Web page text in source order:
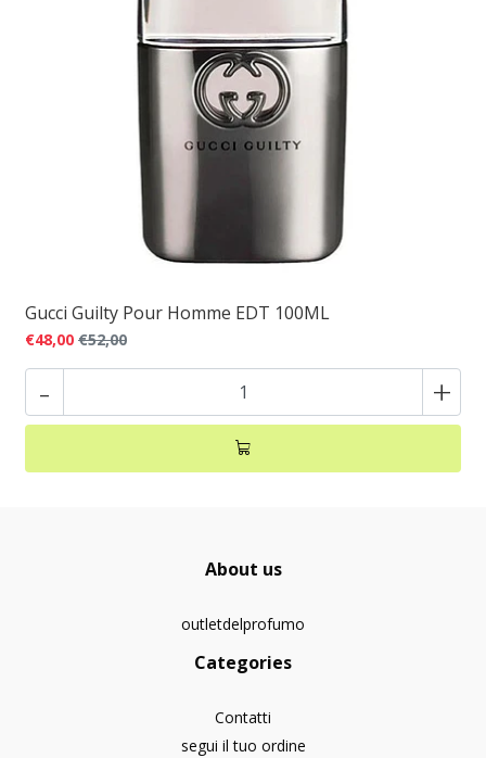
Gucci Guilty Pour Homme EDT 100ML
€48,00 €52,00
- +
About us
outletdelprofumo
Categories
Contatti
segui il tuo ordine